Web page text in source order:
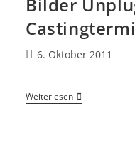
6. Oktober 2011
Weiterlesen